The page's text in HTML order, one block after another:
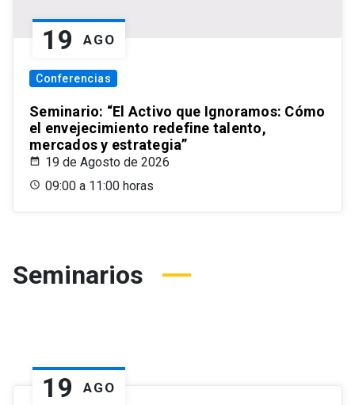
19 AGO
Conferencias
Seminario: “El Activo que Ignoramos: Cómo
el envejecimiento redefine talento,
mercados y estrategia”
19 de Agosto de 2026
09:00 a 11:00 horas
Seminarios
19 AGO